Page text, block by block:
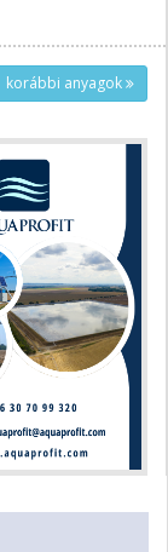
korábbi anyagok